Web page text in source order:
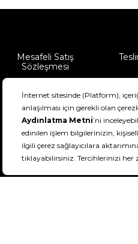
Mesafeli Satış
Sözleşmesi